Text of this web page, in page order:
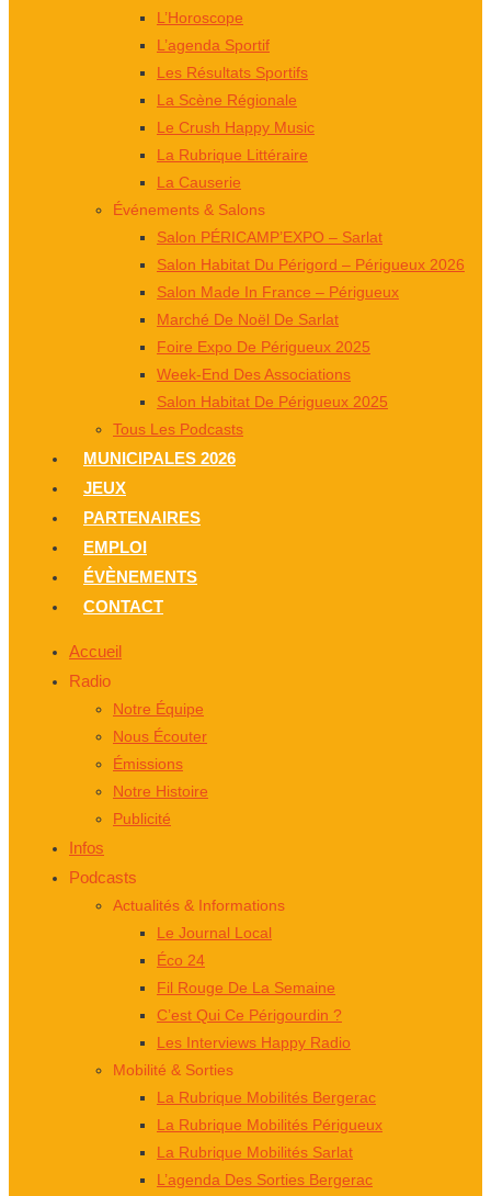
L’Horoscope
L’agenda Sportif
Les Résultats Sportifs
La Scène Régionale
Le Crush Happy Music
La Rubrique Littéraire
La Causerie
Événements & Salons
Salon PÉRICAMP’EXPO – Sarlat
Salon Habitat Du Périgord – Périgueux 2026
Salon Made In France – Périgueux
Marché De Noël De Sarlat
Foire Expo De Périgueux 2025
Week-End Des Associations
Salon Habitat De Périgueux 2025
Tous Les Podcasts
MUNICIPALES 2026
JEUX
PARTENAIRES
EMPLOI
ÉVÈNEMENTS
CONTACT
Accueil
Radio
Notre Équipe
Nous Écouter
Émissions
Notre Histoire
Publicité
Infos
Podcasts
Actualités & Informations
Le Journal Local
Éco 24
Fil Rouge De La Semaine
C’est Qui Ce Périgourdin ?
Les Interviews Happy Radio
Mobilité & Sorties
La Rubrique Mobilités Bergerac
La Rubrique Mobilités Périgueux
La Rubrique Mobilités Sarlat
L’agenda Des Sorties Bergerac